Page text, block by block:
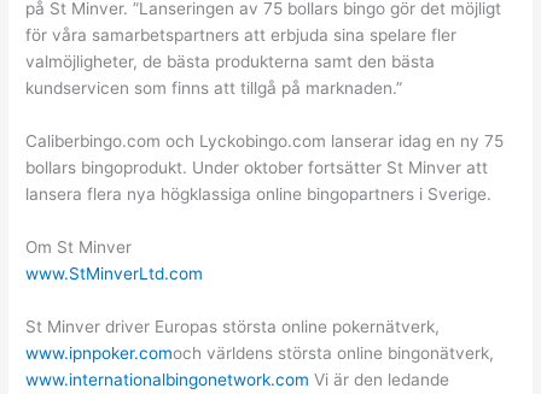
på St Minver. ”Lanseringen av 75 bollars bingo gör det möjligt
för våra samarbetspartners att erbjuda sina spelare fler
valmöjligheter, de bästa produkterna samt den bästa
kundservicen som finns att tillgå på marknaden.”
Caliberbingo.com och Lyckobingo.com lanserar idag en ny 75
bollars bingoprodukt. Under oktober fortsätter St Minver att
lansera flera nya högklassiga online bingopartners i Sverige.
Om St Minver
www.StMinverLtd.com
St Minver driver Europas största online pokernätverk,
www.ipnpoker.comoch världens största online bingonätverk,
www.internationalbingonetwork.com Vi är den ledande